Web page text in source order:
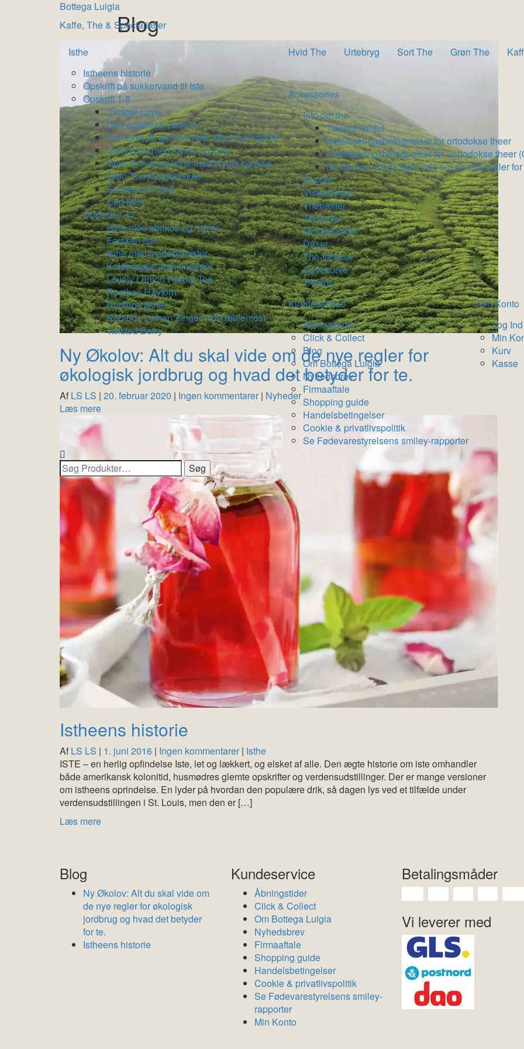
Bottega Luigia
Kaffe, The & Specialiteter
Isthe
Istheens historie
Opskrift på sukkervand til Iste
Opskrift 1-8
“Ginger Love”
Den engelske version
Iste lavet på grøn te med citron og ingefær
Grøn isthe med mynte og lime
Grøn Provence isthe med mynte og lime
Grøn The Morgenlykke
Gurkemeje Glød
Iced Mint
Opskrift 9-17
Isthe med abrikos og mynte
Fersken Iste
Isthe med hyldeblomster
Koldbrygget Jasminperler
Lovely Lemon Herbal Tea
Rooibos Havtorn
Rooibos Isthe
Rooibos Lemon Zinger med æblemost
Twisted Berry
Hvid The Urtebryg Sort The Grøn The
Accessories
Info om the
Thearomahjul
Kvalificeringsbetegnelser for ortodokse theer
Kvalificeringsbetegnelser for uortodokse theer
Ny Økolov: Alt du skal vide om de nye regler
Kopper
Viskestykker
Thehætter
Tekander
Mokkakander
Dåser
The-tilbehør
Gavekurve
T-shirts
Kundeservice
Åbningstider
Click & Collect
Blog
Om Bottega Luigia
Nyhedsbrev
Firmaaftale
Shopping guide
Handelsbetingelser
Cookie & privatlivspolitik
Se Fødevarestyrelsens smiley-rapporter
Min Konto
Log Ind
Min
Kurv
Kasse
0
Blog
Ny Økolov: Alt du skal vide om de nye regler for
økologisk jordbrug og hvad det betyder for te.
Af LS LS | 20. februar 2020 | Ingen kommentarer | Nyheder
Læs mere
Istheens historie
Af LS LS | 1. juni 2016 | Ingen kommentarer | Isthe
ISTE – en herlig opfindelse Iste, let og lækkert, og elsket af alle. Den ægte historie om iste omhandler
både amerikansk kolonitid, husmødres glemte opskrifter og verdensudstillinger. Der er mange versioner
om istheens oprindelse. En lyder på hvordan den populære drik, så dagen lys ved et tilfælde under
verdensudstillingen i St. Louis, men den er […]
Læs mere
Blog
Ny Økolov: Alt du skal vide om
de nye regler for økologisk
jordbrug og hvad det betyder
for te.
Istheens historie
Kundeservice
Åbningstider
Click & Collect
Om Bottega Luigia
Nyhedsbrev
Firmaaftale
Shopping guide
Handelsbetingelser
Cookie & privatlivspolitik
Se Fødevarestyrelsens smiley-
rapporter
Min Konto
Betalingsmåder
Vi leverer med